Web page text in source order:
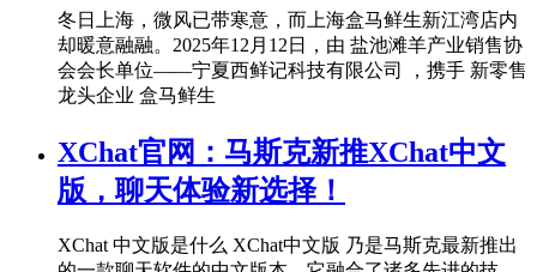
冬日上海，微风已带寒意，而上海盒马鲜生新江湾店内
却暖意融融。2025年12月12日，由 盐池滩羊产业销售协
会会长单位——宁夏西鲜记科技有限公司 ，携手 新零售
龙头企业 盒马鲜生
XChat官网：马斯克新推XChat中文
版，聊天体验新选择！
XChat 中文版是什么 XChat中文版 乃是马斯克最新推出